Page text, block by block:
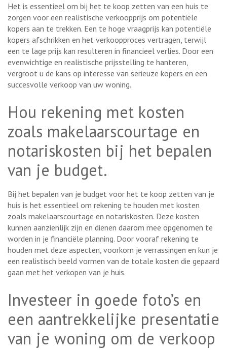
Het is essentieel om bij het te koop zetten van een huis te
zorgen voor een realistische verkoopprijs om potentiële
kopers aan te trekken. Een te hoge vraagprijs kan potentiële
kopers afschrikken en het verkoopproces vertragen, terwijl
een te lage prijs kan resulteren in financieel verlies. Door een
evenwichtige en realistische prijsstelling te hanteren,
vergroot u de kans op interesse van serieuze kopers en een
succesvolle verkoop van uw woning.
Hou rekening met kosten
zoals makelaarscourtage en
notariskosten bij het bepalen
van je budget.
Bij het bepalen van je budget voor het te koop zetten van je
huis is het essentieel om rekening te houden met kosten
zoals makelaarscourtage en notariskosten. Deze kosten
kunnen aanzienlijk zijn en dienen daarom mee opgenomen te
worden in je financiële planning. Door vooraf rekening te
houden met deze aspecten, voorkom je verrassingen en kun je
een realistisch beeld vormen van de totale kosten die gepaard
gaan met het verkopen van je huis.
Investeer in goede foto’s en
een aantrekkelijke presentatie
van je woning om de verkoop